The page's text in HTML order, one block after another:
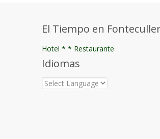
El Tiempo en Fonteculler
Hotel * * Restaurante
Idiomas